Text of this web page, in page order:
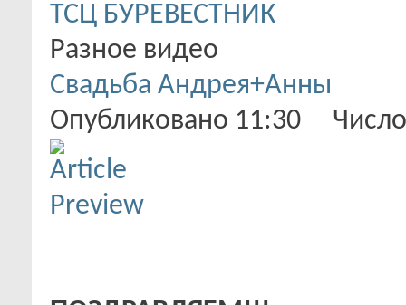
ТСЦ БУРЕВЕСТНИК
Разное видео
Свадьба Андрея+Анны
Опубликовано 11:30